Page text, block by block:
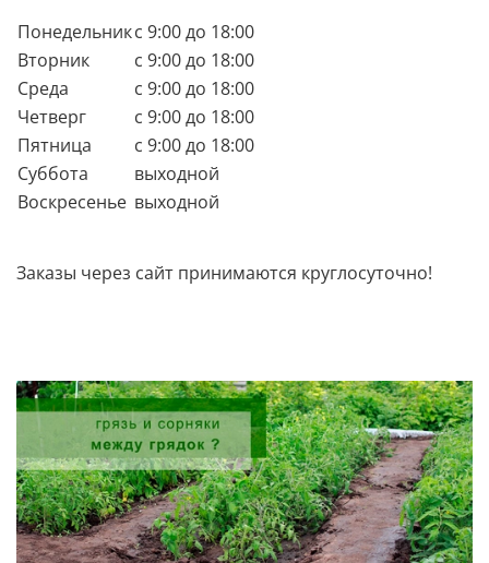
Понедельникс 9:00 до 18:00
Вторник
с 9:00 до 18:00
Среда
с 9:00 до 18:00
Четверг
с 9:00 до 18:00
Пятница
с 9:00 до 18:00
Суббота
выходной
Воскресенье выходной
Заказы через сайт принимаются круглосуточно!